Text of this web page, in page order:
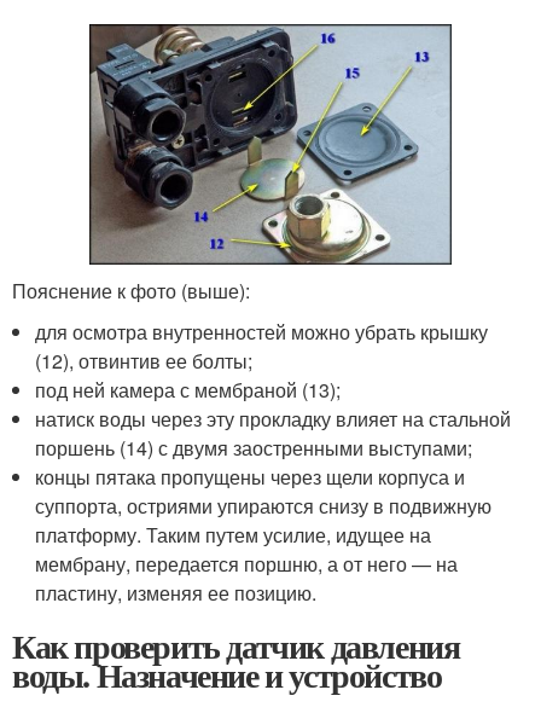
Пояснение к фото (выше):
для осмотра внутренностей можно убрать крышку
(12), отвинтив ее болты;
под ней камера с мембраной (13);
натиск воды через эту прокладку влияет на стальной
поршень (14) с двумя заостренными выступами;
концы пятака пропущены через щели корпуса и
суппорта, остриями упираются снизу в подвижную
платформу. Таким путем усилие, идущее на
мембрану, передается поршню, а от него — на
пластину, изменяя ее позицию.
Как проверить датчик давления
воды. Назначение и устройство